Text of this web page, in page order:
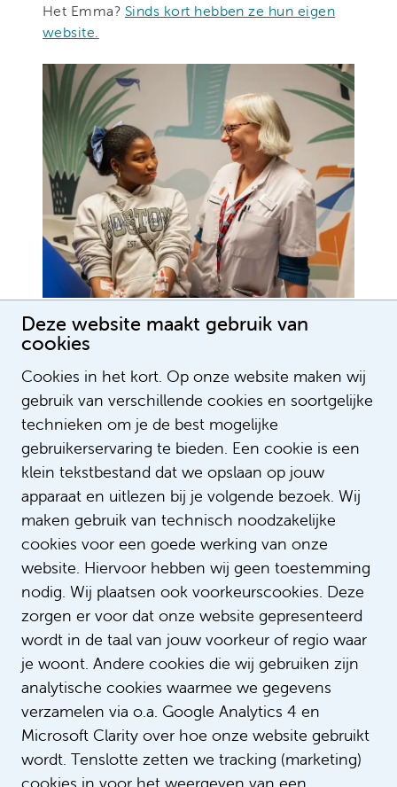
Deze website maakt gebruik van
cookies
Cookies in het kort. Op onze website maken wij
gebruik van verschillende cookies en soortgelijke
technieken om je de best mogelijke
gebruikerservaring te bieden. Een cookie is een
klein tekstbestand dat we opslaan op jouw
apparaat en uitlezen bij je volgende bezoek. Wij
maken gebruik van technisch noodzakelijke
cookies voor een goede werking van onze
website. Hiervoor hebben wij geen toestemming
nodig. Wij plaatsen ook voorkeurscookies. Deze
zorgen er voor dat onze website gepresenteerd
wordt in de taal van jouw voorkeur of regio waar
je woont. Andere cookies die wij gebruiken zijn
analytische cookies waarmee we gegevens
verzamelen via o.a. Google Analytics 4 en
Microsoft Clarity over hoe onze website gebruikt
wordt. Tenslotte zetten we tracking (marketing)
Het Emma? Sinds kort hebben ze hun eigen
website.
Lees meer verhalen
Blog Janneke: twintig jaar trots